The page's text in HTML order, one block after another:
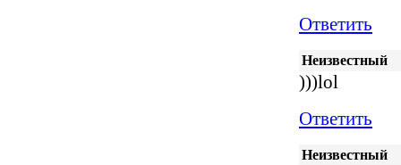
Ответить
Неизвестный
)))lol
Ответить
Неизвестный